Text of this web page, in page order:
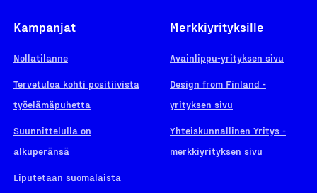
Kampanjat
Nollatilanne
Tervetuloa kohti positiivista
työelämäpuhetta
Suunnittelulla on
alkuperänsä
Liputetaan suomalaista
Merkkiyrityksille
Avainlippu-yrityksen sivu
Design from Finland -
yrityksen sivu
Yhteiskunnallinen Yritys -
merkkiyrityksen sivu